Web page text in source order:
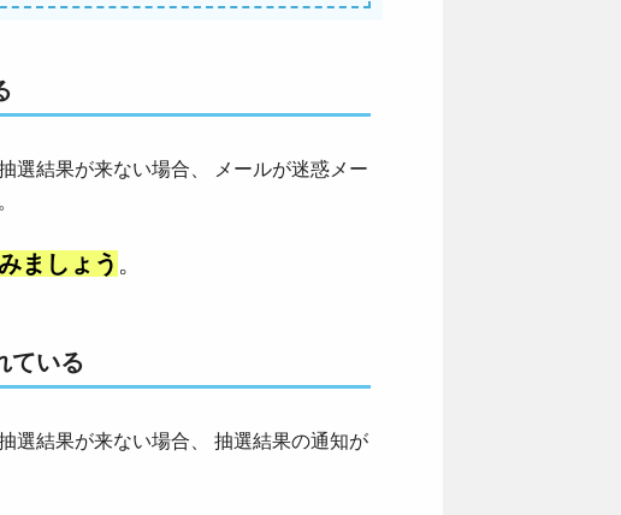
選結果が来ない場合、 メールが迷惑メー
ましょう 。
ている
選結果が来ない場合、 抽選結果の通知が